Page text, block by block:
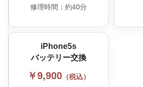
修理時間：約40分
iPhone5s
バッテリー交換
￥9,900 （税込）